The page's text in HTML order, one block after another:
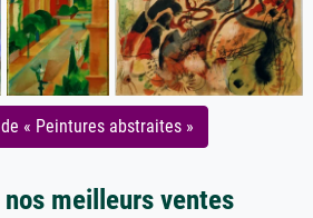
« Peintures abstraites »
meilleurs ventes